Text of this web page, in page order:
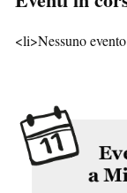
<li>Nessuno